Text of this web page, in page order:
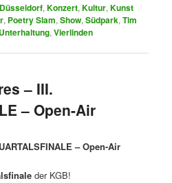
Düsseldorf,Konzert,Kultur,Kunst
, Poetry Slam,Show,Südpark,Tim
Unterhaltung,Vierlinden
– III.
– Open-Air
– Open-Air
der KGB!